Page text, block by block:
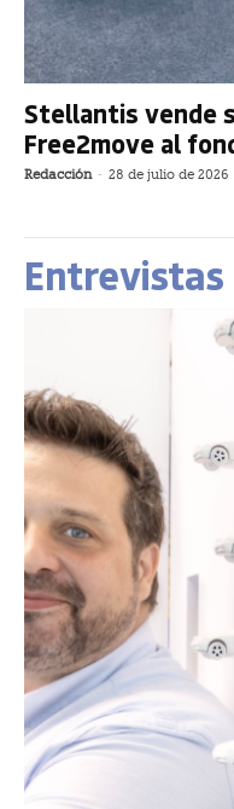
Stellantis vende
Free2move al
Redacción - 28 de julio de 2026
Entrevistas